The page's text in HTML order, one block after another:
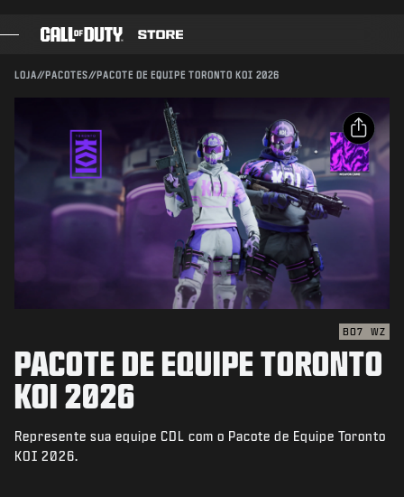
PASSE DE BATALHA
BLACKCELL
PONTOS COD
JOGOS
NOTÍCIAS
STORE
LOJA//PACOTES//PACOTE DE EQUIPE TORONTO KOI 2026
Compatível com:
CONFIRMAR COMPRA
CANCELAR
A Activision pode atualizar, substituir ou remover este
conteúdo do jogo a qualquer momento.
COMPARTILHAR
E-mail
Facebook
X
Copiar link
BO7 WZ
PACOTE DE EQUIPE TORONTO
KOI 2026
Represente sua equipe CDL com o Pacote de Equipe Toronto
KOI 2026.